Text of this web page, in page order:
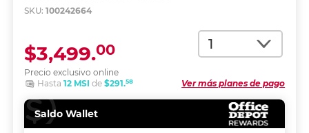
SKU: 100242664
Cantidad
Precio exclusivo online
$3,499.00
Ver más planes de pago
Hasta 12 MSI de $291.58
Saldo Wallet